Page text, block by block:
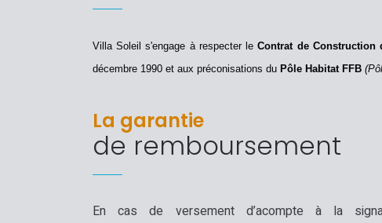
Villa Soleil s'engage à respecter leContrat de Construction
décembre 1990 et aux préconisations du Pôle Habitat FFB
La garantie
de remboursement
En cas de versement d’acompte à la